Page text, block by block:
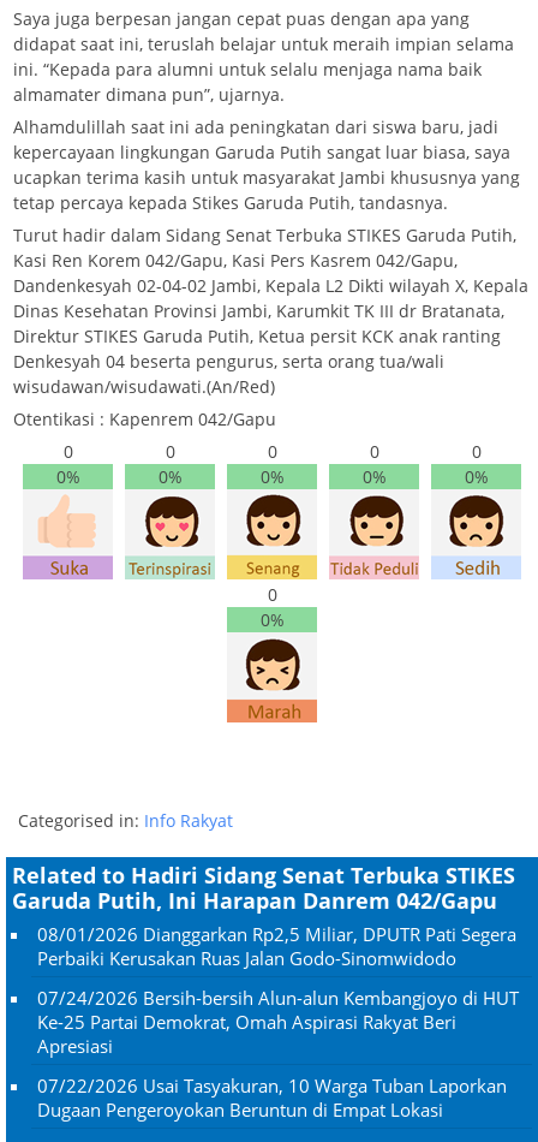
Saya juga berpesan jangan cepat puas dengan apa yang
didapat saat ini, teruslah belajar untuk meraih impian selama
ini. “Kepada para alumni untuk selalu menjaga nama baik
almamater dimana pun”, ujarnya.
Alhamdulillah saat ini ada peningkatan dari siswa baru, jadi
kepercayaan lingkungan Garuda Putih sangat luar biasa, saya
ucapkan terima kasih untuk masyarakat Jambi khususnya yang
tetap percaya kepada Stikes Garuda Putih, tandasnya.
Turut hadir dalam Sidang Senat Terbuka STIKES Garuda Putih,
Kasi Ren Korem 042/Gapu, Kasi Pers Kasrem 042/Gapu,
Dandenkesyah 02-04-02 Jambi, Kepala L2 Dikti wilayah X, Kepala
Dinas Kesehatan Provinsi Jambi, Karumkit TK III dr Bratanata,
Direktur STIKES Garuda Putih, Ketua persit KCK anak ranting
Denkesyah 04 beserta pengurus, serta orang tua/wali
wisudawan/wisudawati.(An/Red)
Otentikasi : Kapenrem 042/Gapu
0
0%
0
0%
0
0%
0
0%
0
0%
0
0%
Categorised in: Info Rakyat
Related to Hadiri Sidang Senat Terbuka STIKES
Garuda Putih, Ini Harapan Danrem 042/Gapu
08/01/2026 Dianggarkan Rp2,5 Miliar, DPUTR Pati Segera
Perbaiki Kerusakan Ruas Jalan Godo-Sinomwidodo
07/24/2026 Bersih-bersih Alun-alun Kembangjoyo di HUT
Ke-25 Partai Demokrat, Omah Aspirasi Rakyat Beri
Apresiasi
07/22/2026 Usai Tasyakuran, 10 Warga Tuban Laporkan
Dugaan Pengeroyokan Beruntun di Empat Lokasi